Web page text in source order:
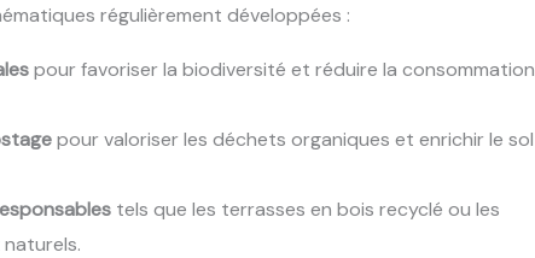
régulièrement développées :
pour favoriser la biodiversité et réduire la consommation
pour valoriser les déchets organiques et enrichir le sol
tels que les terrasses en bois recyclé ou les